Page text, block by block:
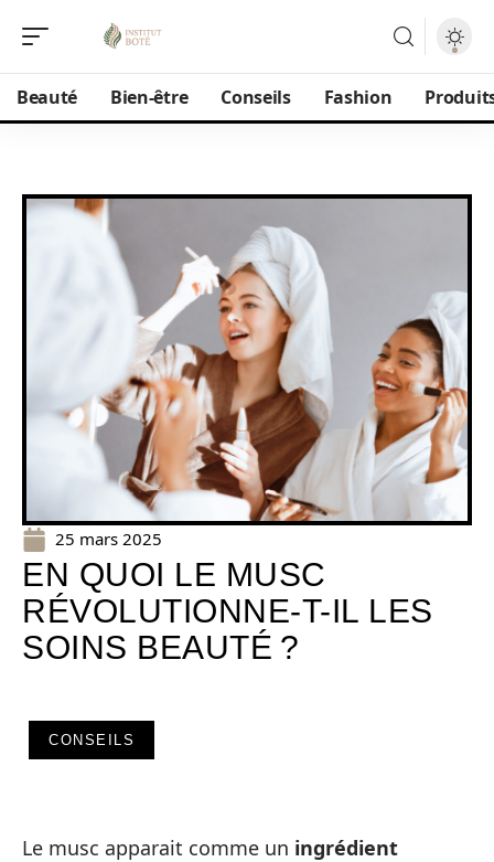
Beauté Bien-être Conseils Fashion
25 mars 2025
EN QUOI LE MUSC
RÉVOLUTIONNE-T-IL LES
SOINS BEAUTÉ ?
CONSEILS
Le musc apparait comme un ingrédient